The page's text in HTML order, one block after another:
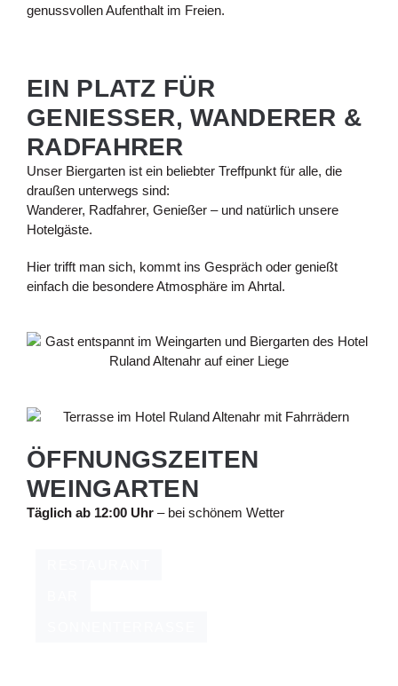
genussvollen Aufenthalt im Freien.
EIN PLATZ FÜR
GENIESSER, WANDERER & R
ADFAHRER
Unser Biergarten ist ein beliebter Treffpunkt für alle, die
draußen unterwegs sind:
Wanderer, Radfahrer, Genießer – und natürlich unsere
Hotelgäste.
Hier trifft man sich, kommt ins Gespräch oder genießt
einfach die besondere Atmosphäre im Ahrtal.
ÖFFNUNGSZEITEN
WEINGARTEN
Täglich ab 12:00 Uhr – bei schönem Wetter